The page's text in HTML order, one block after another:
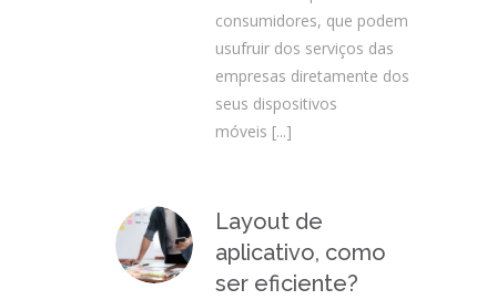
consumidores, que podem
usufruir dos serviços das
empresas diretamente dos
seus dispositivos
móveis [...]
Layout de
aplicativo, como
ser eficiente?